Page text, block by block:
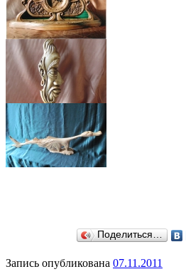
Поделиться…
Запись опубликована 07.11.2011